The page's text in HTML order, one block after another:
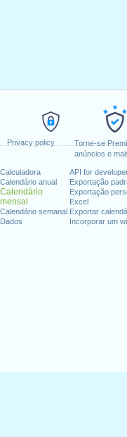
Privacy policy
Torne-se
anúncios e
Calculadora
Calendário anual
Calendário
mensal
Calendário semanal
Dados
API for
Exportação
Exportação
Excel
Exportar
Incorporar um